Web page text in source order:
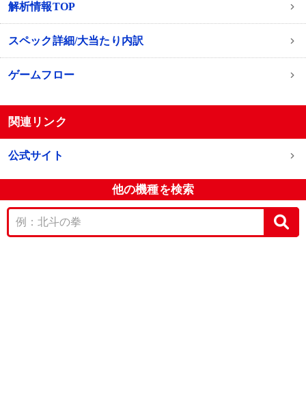
解析情報TOP
スペック詳細/大当たり内訳
ゲームフロー
関連リンク
公式サイト
他の機種を検索